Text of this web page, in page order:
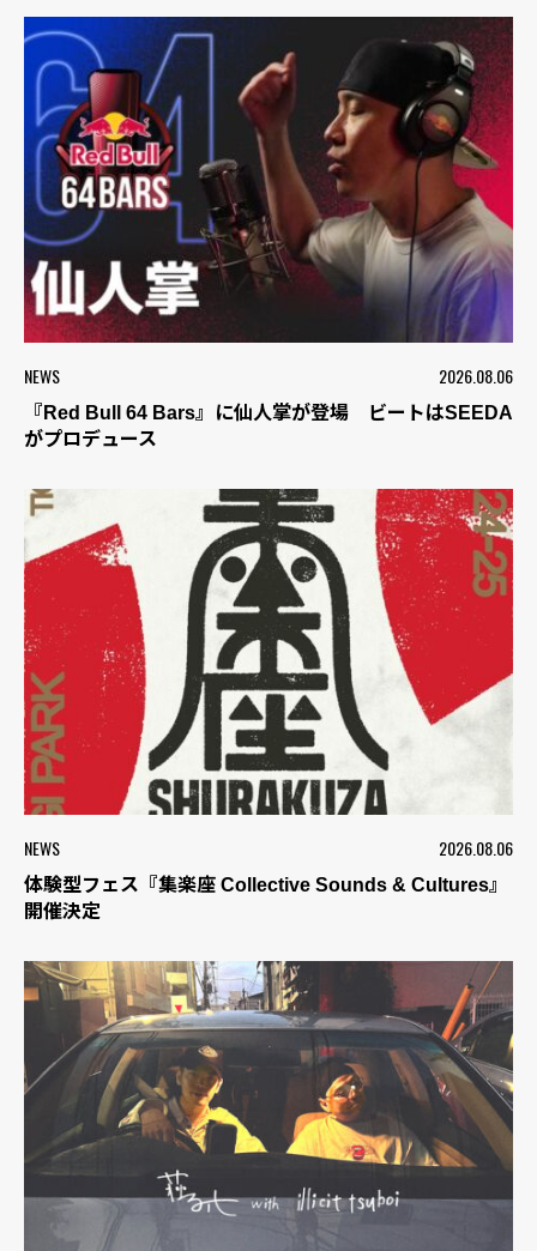
NEWS 2026.08.06
『Red Bull 64 Bars』に仙人掌が登場 ビートはSEEDA
がプロデュース
NEWS 2026.08.06
体験型フェス『集楽座 Collective Sounds & Cultures』
開催決定